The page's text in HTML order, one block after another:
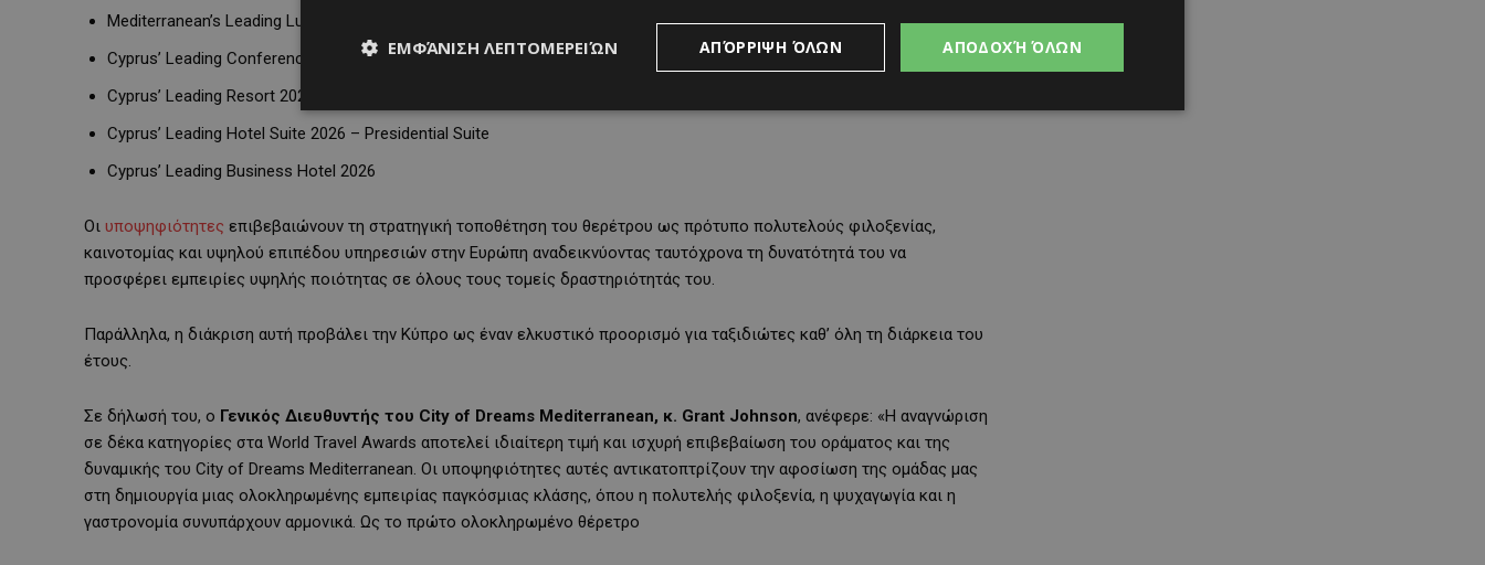
Mediterranean’s Leading Luxury Resort 2026
Cyprus’ Leading Conference Hotel 2026
Cyprus’ Leading Resort 2026
Cyprus’ Leading Hotel Suite 2026 – Presidential Suite
Cyprus’ Leading Business Hotel 2026
Οι υποψηφιότητες επιβεβαιώνουν τη στρατηγική τοποθέτηση του θερέτρου ως πρότυπο πολυτελούς φιλοξενίας,
καινοτομίας και υψηλού επιπέδου υπηρεσιών στην Ευρώπη αναδεικνύοντας ταυτόχρονα τη δυνατότητά του να
προσφέρει εμπειρίες υψηλής ποιότητας σε όλους τους τομείς δραστηριότητάς του.
Παράλληλα, η διάκριση αυτή προβάλει την Κύπρο ως έναν ελκυστικό προορισμό για ταξιδιώτες καθ’ όλη τη διάρκεια του
έτους.
Σε δήλωσή του, ο Γενικός Διευθυντής του City of Dreams Mediterranean, κ. Grant Johnson, ανέφερε: «Η αναγνώριση
σε δέκα κατηγορίες στα World Travel Awards αποτελεί ιδιαίτερη τιμή και ισχυρή επιβεβαίωση του οράματος και της
δυναμικής του City of Dreams Mediterranean. Οι υποψηφιότητες αυτές αντικατοπτρίζουν την αφοσίωση της ομάδας μας
στη δημιουργία μιας ολοκληρωμένης εμπειρίας παγκόσμιας κλάσης, όπου η πολυτελής φιλοξενία, η ψυχαγωγία και η
γαστρονομία συνυπάρχουν αρμονικά. Ως το πρώτο ολοκληρωμένο θέρετρο
ΑΠΟΔΟΧΉ ΌΛΩΝ
ΑΠΌΡΡΙΨΗ ΌΛΩΝ
ΕΜΦΆΝΙΣΗ ΛΕΠΤΟΜΕΡΕΙΏΝ